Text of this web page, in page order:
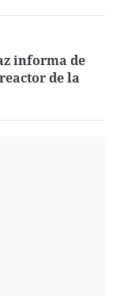
informa de
de la